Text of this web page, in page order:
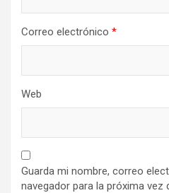
Correo electrónico *
Web
Guarda mi nombre, correo
navegador para la próxima vez